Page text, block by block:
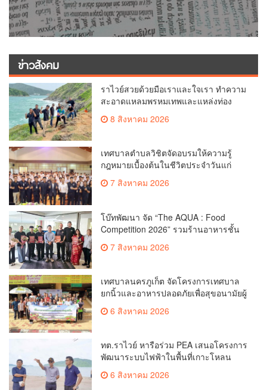
ข่าวสังคม
ราไวย์สวยด้วยมือเราและใจเรา ทำความ
สะอาดแหลมพรหมเทพและแหล่งท่อง
เที่ยว8 สิงหาคม 2026
เทศบาลตำบลวิชิตจัดอบรมให้ความรู้
กฎหมายเบื้องต้นในชีวิตประจำวันแก่
เยาวชน
7 สิงหาคม 2026
โบ๊ทพัฒนา จัด “The AQUA : Food
Competition 2026” รวมร้านอาหารชั้น
ศักยภาพ Food Destination ย่านเชิงทะเล
7 สิงหาคม 2026
เทศบาลนครภูเก็ต จัดโครงการเทศบาล
ยกนิ้วและอาหารปลอดภัยเพื่อสุขอนามัยผู้
บริโภค
6 สิงหาคม 2026
ทต.ราไวย์ หารือร่วม PEA เสนอโครงการ
พัฒนาระบบไฟฟ้าในพื้นที่เกาะโหลน
6 สิงหาคม 2026